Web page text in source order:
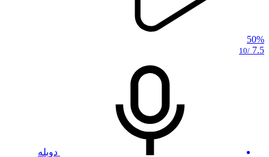
50%
7.5
/10
دوبله